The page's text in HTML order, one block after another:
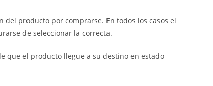
producto por comprarse. En todos los casos el
de seleccionar la correcta.
que el producto llegue a su destino en estado